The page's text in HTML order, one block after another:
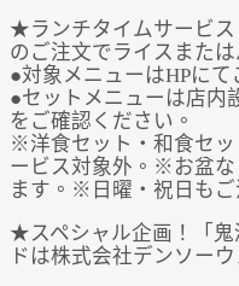
★ランチタイムサービス
のご注文でライスまたは
●対象メニューはHPにて
●セットメニューは店内
をご確認ください。
※洋食セット・和食セ
ービス対象外。※お盆な
ます。※日曜・祝日もご
★スペシャル企画！「
ドは株式会社デンソー